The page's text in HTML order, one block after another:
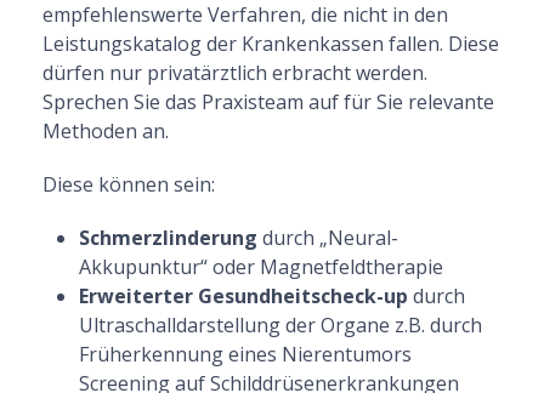
empfehlenswerte Verfahren, die nicht in den
Leistungskatalog der Krankenkassen fallen. Diese
dürfen nur privatärztlich erbracht werden.
Sprechen Sie das Praxisteam auf für Sie relevante
Methoden an.
Diese können sein:
Schmerzlinderung durch „Neural-
Akkupunktur“ oder Magnetfeldtherapie
Erweiterter Gesundheitscheck-up durch
Ultraschalldarstellung der Organe z.B. durch
Früherkennung eines Nierentumors
Screening auf Schilddrüsenerkrankungen